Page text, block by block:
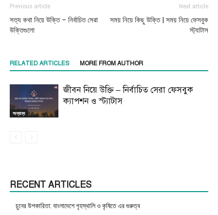
Previous article
সত্য কথা নিয়ে উক্তি – নির্বাচিত সেরা
উক্তিগুলো
Next article
সময় নিয়ে কিছু উক্তি | সময় নিয়ে ফেসবুক
স্ট্যাটাস
RELATED ARTICLES MORE FROM AUTHOR
অন্যান্য
জীবন নিয়ে উক্তি – নির্বাচিত সেরা ফেসবুক
ক্যাপশন ও স্ট্যাটাস
RECENT ARTICLES
চুনের উপকারিতা: বাংলাদেশে গৃহস্থালি ও কৃষিতে এর গুরুত্ব